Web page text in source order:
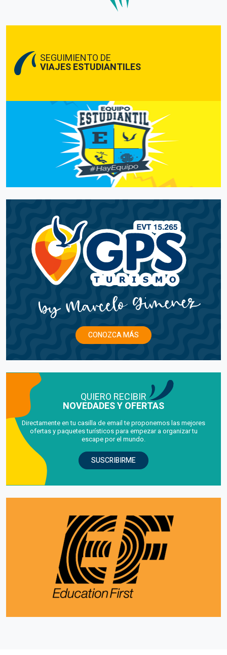
SEGUIMIENTO DE
VIAJES ESTUDIANTILES
CONOZCA MÁS
QUIERO RECIBIR
NOVEDADES Y OFERTAS
Directamente en tu casilla de email te proponemos las mejores
ofertas y paquetes turísticos para empezar a organizar tu
escape por el mundo.
SUSCRIBIRME